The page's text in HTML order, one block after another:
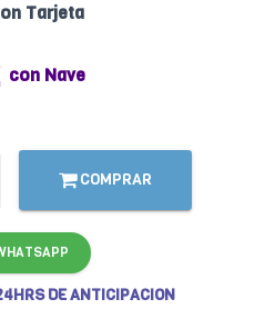
Tarjeta
con Nave
COMPRAR
DE ANTICIPACION